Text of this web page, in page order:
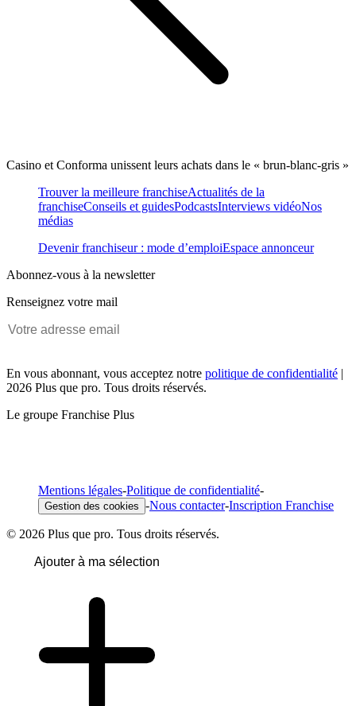
Casino et Conforma unissent leurs achats dans le « brun-blanc-gris »
Trouver la meilleure franchiseActualités de la
franchiseConseils et guidesPodcastsInterviews vidéoNos
médias
Devenir franchiseur : mode d’emploiEspace annonceur
Abonnez-vous à la newsletter
Renseignez votre mail
En vous abonnant, vous acceptez notre politique de confidentialité |
2026 Plus que pro. Tous droits réservés.
Le groupe Franchise Plus
Mentions légales-Politique de confidentialité-
Gestion des cookies -Nous contacter-Inscription Franchise
© 2026 Plus que pro. Tous droits réservés.
Ajouter à ma sélection